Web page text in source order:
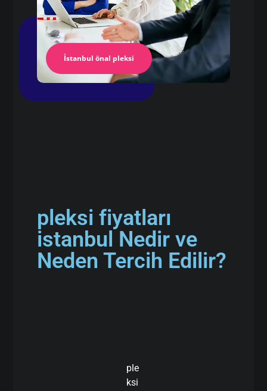
İstanbul önal pleksi
pleksi fiyatları
istanbul Nedir ve
Neden Tercih Edilir?
ple
ksi